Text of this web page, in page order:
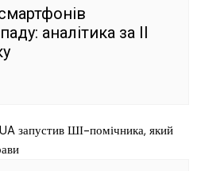
аналітика за II